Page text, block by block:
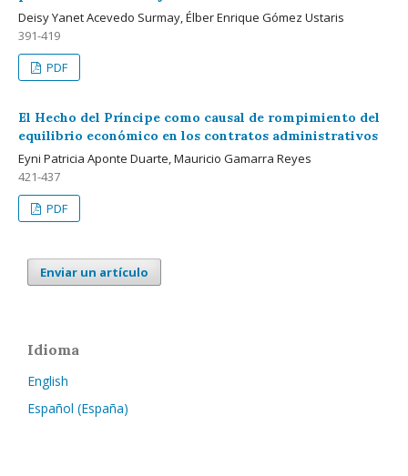
Deisy Yanet Acevedo Surmay, Élber Enrique Gómez Ustaris
391-419
PDF
El Hecho del Príncipe como causal de rompimiento del
equilibrio económico en los contratos administrativos
Eyni Patricia Aponte Duarte, Mauricio Gamarra Reyes
421-437
PDF
Enviar un artículo
Idioma
English
Español (España)